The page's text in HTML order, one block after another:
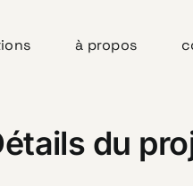
à propos
du